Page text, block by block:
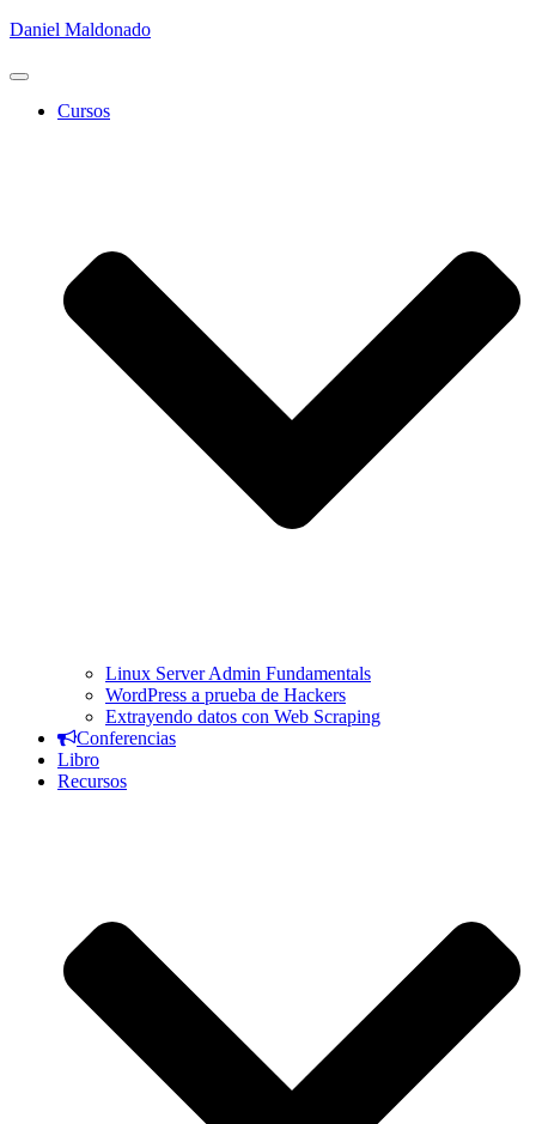
Daniel Maldonado
Cambiar
Cursos
Linux Server Admin Fundamentals
WordPress a prueba de Hackers
Extrayendo datos con Web Scraping
Conferencias
Libro
Recursos